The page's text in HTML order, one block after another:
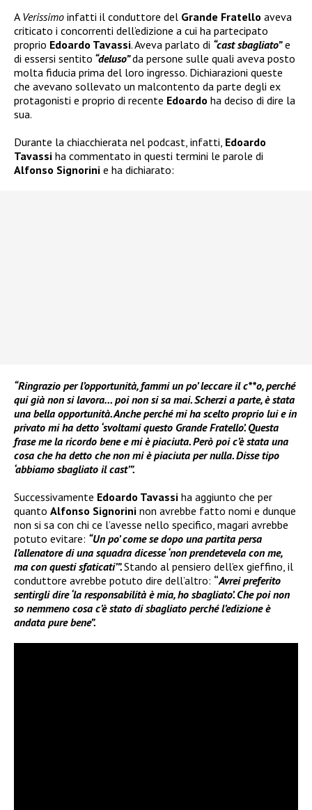
A Verissimo infatti il conduttore del Grande Fratello aveva
criticato i concorrenti dell’edizione a cui ha partecipato
proprio Edoardo Tavassi. Aveva parlato di “cast sbagliato”e
di essersi sentito “deluso”da persone sulle quali aveva posto
molta fiducia prima del loro ingresso. Dichiarazioni queste
che avevano sollevato un malcontento da parte degli ex
protagonisti e proprio di recente Edoardo ha deciso di dire la
sua.
Durante la chiacchierata nel podcast, infatti, Edoardo
Tavassi ha commentato in questi termini le parole di
Alfonso Signorini e ha dichiarato:
“Ringrazio per l’opportunità, fammi un po’ leccare il c**o, perché
qui già non si lavora… poi non si sa mai. Scherzi a parte, è stata
una bella opportunità. Anche perché mi ha scelto proprio lui e in
privato mi ha detto ‘svoltami questo Grande Fratello’. Questa
frase me la ricordo bene e mi è piaciuta. Però poi c’è stata una
cosa che ha detto che non mi è piaciuta per nulla. Disse tipo
‘abbiamo sbagliato il cast’”.
Successivamente Edoardo Tavassi ha aggiunto che per
quanto Alfonso Signorini non avrebbe fatto nomi e dunque
non si sa con chi ce l’avesse nello specifico, magari avrebbe
potuto evitare: “Un po’ come se dopo una partita persa
l’allenatore di una squadra dicesse ‘non prendetevela con me,
ma con questi sfaticati’”.Stando al pensiero dell’ex gieffino, il
conduttore avrebbe potuto dire dell’altro: “Avrei preferito
sentirgli dire ‘la responsabilità è mia, ho sbagliato’. Che poi non
so nemmeno cosa c’è stato di sbagliato perché l’edizione è
andata pure bene”.